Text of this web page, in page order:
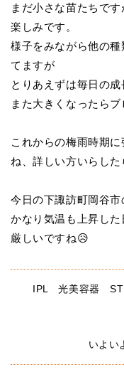
まだ小さな苗たちで
楽しみです。
様子をみながら他の
てますが
とりあえずは毎日の
また大きくなったら
これからの梅雨時期
ね、詳しい方いらした
今日の下諏訪町岡谷
かなり気温も上昇し
厳しいですね😥
IPL 光美容器
いよい